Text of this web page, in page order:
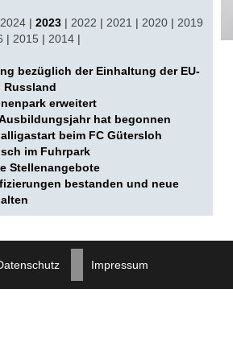
2024 | 2023 | 2022 | 2021 | 2020 | 2019
| 2015 | 2014 |
bezüglich der Einhaltung der EU-
Russland
erweitert
hat begonnen
beim FC Gütersloh
im Fuhrpark
Stellenangebote
bestanden und neue
Impressum